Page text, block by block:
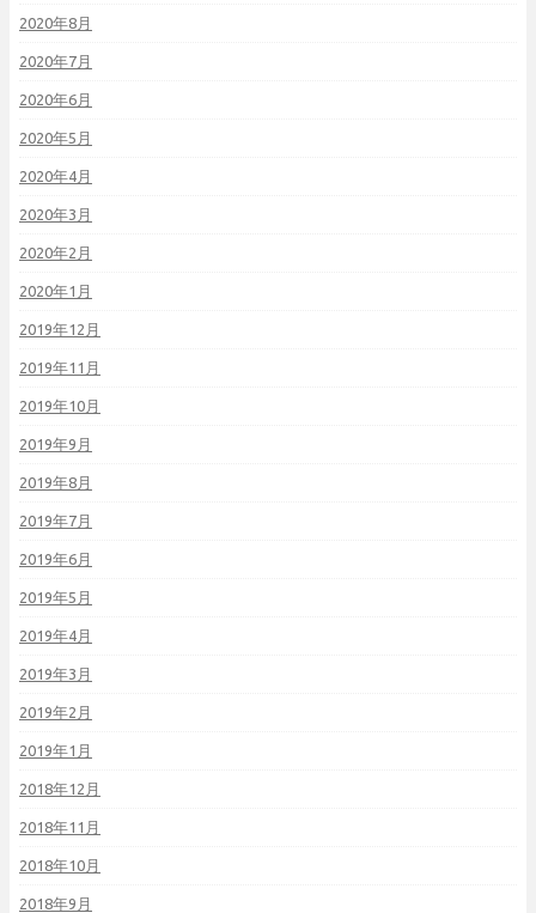
2020年8月
2020年7月
2020年6月
2020年5月
2020年4月
2020年3月
2020年2月
2020年1月
2019年12月
2019年11月
2019年10月
2019年9月
2019年8月
2019年7月
2019年6月
2019年5月
2019年4月
2019年3月
2019年2月
2019年1月
2018年12月
2018年11月
2018年10月
2018年9月